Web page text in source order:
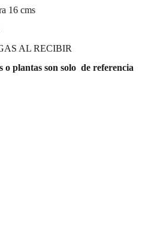
16 cms
AL RECIBIR
plantas son solo de referencia